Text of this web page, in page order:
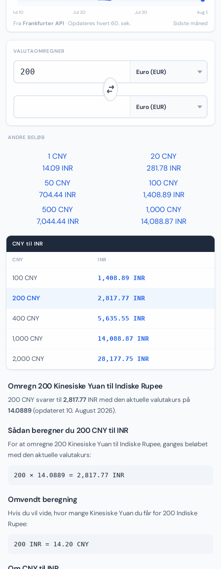
Fra Frankfurter API · Opdateres hvert 60. sek. Sidste måned
VALUTAOMREGNER
ANDRE BELØB
1 CNY
14.09 INR
20 CNY
281.78 INR
50 CNY
704.44 INR
100 CNY
1,408.89 INR
500 CNY
7,044.44 INR
1,000 CNY
14,088.87 INR
CNY til INR
CNY INR
100 CNY 1,408.89 INR
200 CNY 2,817.77 INR
400 CNY 5,635.55 INR
1,000 CNY 14,088.87 INR
2,000 CNY 28,177.75 INR
Omregn 200 Kinesiske Yuan til Indiske Rupee
200 CNY svarer til 2,817.77 INR med den aktuelle valutakurs på
14.0889(opdateret10. August 2026).
Sådan beregner du 200 CNY til INR
For at omregne 200 Kinesiske Yuan til Indiske Rupee, ganges beløbet
med den aktuelle valutakurs:
200 × 14.0889 = 2,817.77 INR
Omvendt beregning
Hvis du vil vide, hvor mange Kinesiske Yuan du får for 200 Indiske
Rupee:
200 INR = 14.20 CNY